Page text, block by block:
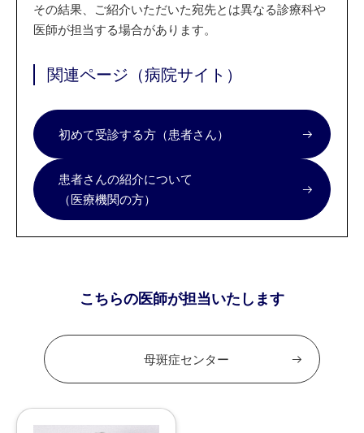
その結果、ご紹介いただいた宛先とは異なる診療科や
医師が担当する場合があります。
関連ページ（病院サイト）
初めて受診する方（患者さん）
患者さんの紹介について
（医療機関の方）
こちらの医師が担当いたします
母斑症センター